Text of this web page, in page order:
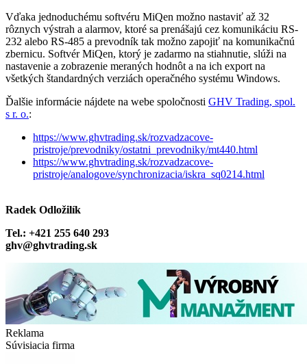
Vďaka jednoduchému softvéru MiQen možno nastaviť až 32
rôznych výstrah a alarmov, ktoré sa prenášajú cez komunikáciu RS-
232 alebo RS-485 a prevodník tak možno zapojiť na komunikačnú
zbernicu. Softvér MiQen, ktorý je zadarmo na stiahnutie, slúži na
nastavenie a zobrazenie meraných hodnôt a na ich export na
všetkých štandardných verziách operačného systému Windows.
Ďalšie informácie nájdete na webe spoločnosti GHV Trading, spol.
s r. o.:
https://www.ghvtrading.sk/rozvadzacove-
pristroje/prevodniky/ostatni_prevodniky/mt440.html
https://www.ghvtrading.sk/rozvadzacove-
pristroje/analogove/synchronizacia/iskra_sq0214.html
Radek Odložilík
Tel.: +421 255 640 293
ghv@ghvtrading.sk
Reklama
Súvisiacia firma